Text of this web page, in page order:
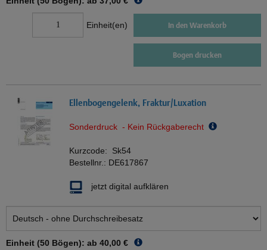
Einheit(en) In den Warenkorb
Bogen drucken
Ellenbogengelenk, Fraktur/Luxation
Sonderdruck - Kein Rückgaberecht
Kurzcode: Sk54
Bestellnr.: DE617867
jetzt digital aufklären
Einheit (50 Bögen): ab 40,00 €